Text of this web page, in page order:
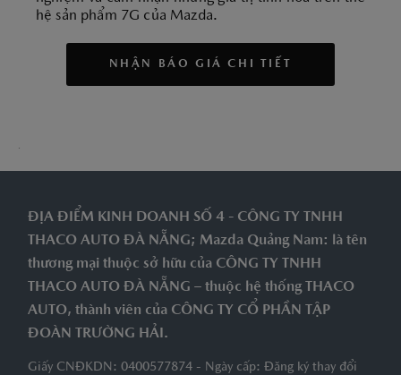
hệ sản phẩm 7G của Mazda.
NHẬN BÁO GIÁ CHI TIẾT
.
ĐỊA ĐIỂM KINH DOANH SỐ 4 - CÔNG TY TNHH
THACO AUTO ĐÀ NẴNG; Mazda Quảng Nam: là tên
thương mại thuộc sở hữu của CÔNG TY TNHH
THACO AUTO ĐÀ NẴNG – thuộc hệ thống THACO
AUTO, thành viên của CÔNG TY CỔ PHẦN TẬP
ĐOÀN TRƯỜNG HẢI.
Giấy CNĐKDN: 0400577874 - Ngày cấp: Đăng ký thay đổi